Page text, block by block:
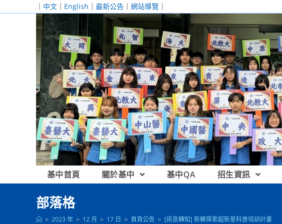
｜ 中文 ｜ English ｜ 最新公告 ｜ 網站導覽 ｜
基中首頁 關於基中 基中QA 招生資訊
部落格
> 2023 年 > 12 月 > 17 日 > 首頁公告 > [訊息轉知] 新藥探索超新星科普培訓計畫